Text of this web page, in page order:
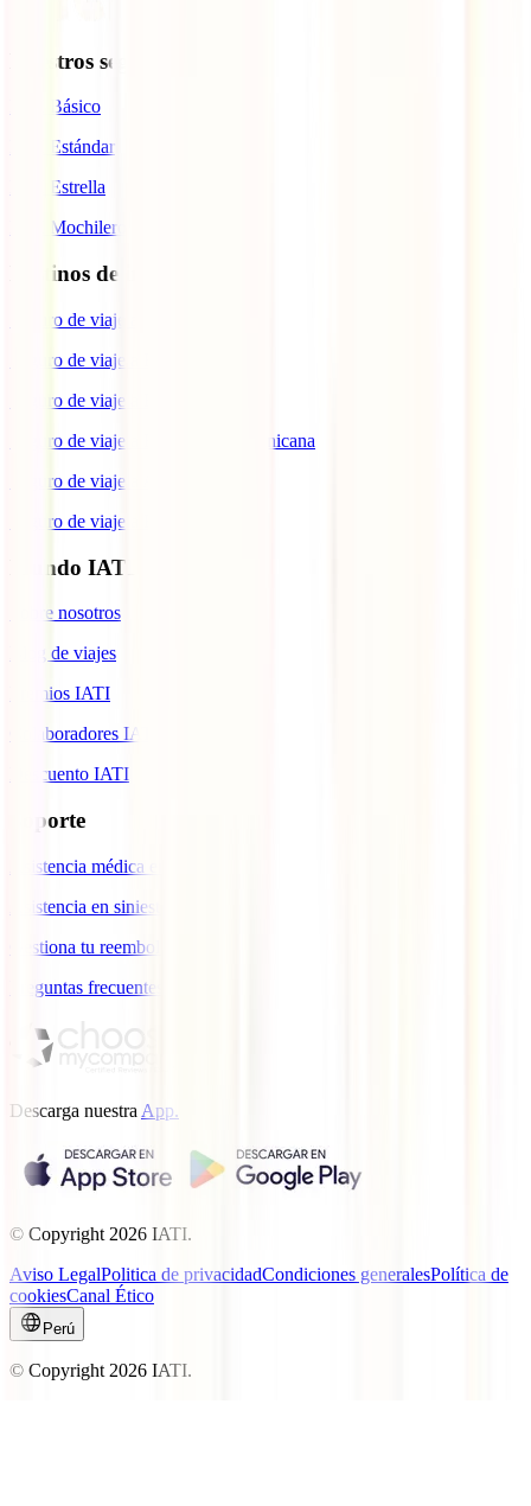
Nuestros seguros
IATI Básico
IATI Estándar
IATI Estrella
IATI Mochilero
Destinos de interés
Seguro de viaje a España
Seguro de viaje a Europa
Seguro de viaje a Estados Unidos
Seguro de viaje a República Dominicana
Seguro de viaje a Argentina
Seguro de viaje a Brasil
Mundo IATI
Sobre nosotros
Blog de viajes
Premios IATI
Colaboradores IATI
Descuento IATI
Soporte
Asistencia médica en viajes
Asistencia en siniestros
Gestiona tu reembolso
Preguntas frecuentes
Descarga nuestra App.
© Copyright 2026 IATI.
Aviso LegalPolitica de privacidadCondiciones generalesPolítica de
cookiesCanal Ético
Perú
© Copyright 2026 IATI.